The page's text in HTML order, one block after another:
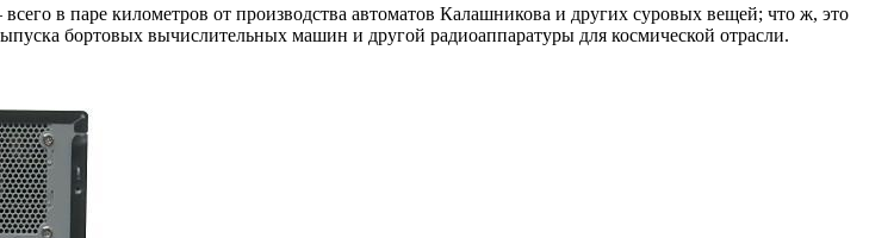
в паре километров от производства автоматов Калашникова и других суровых вещей; что ж, это
бортовых вычислительных машин и другой радиоаппаратуры для космической отрасли.